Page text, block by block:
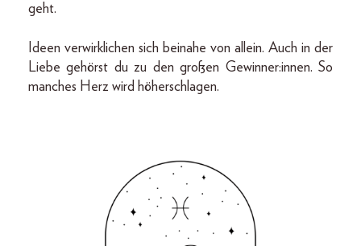
geht.
Ideen verwirklichen sich beinahe von allein. Auch in der
Liebe gehörst du zu den großen Gewinner:innen. So
manches Herz wird höherschlagen.